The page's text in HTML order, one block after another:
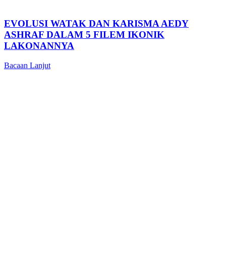
EVOLUSI WATAK DAN KARISMA AEDY
ASHRAF DALAM 5 FILEM IKONIK
LAKONANNYA
Bacaan Lanjut